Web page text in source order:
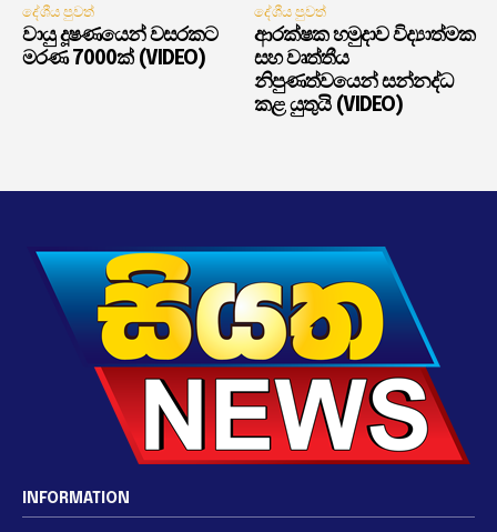
දේශීය පුවත්
වායු දූෂණයෙන් වසරකට
මරණ 7000ක් (VIDEO)
දේශීය පුවත්
ආරක්ෂක හමුදාව විද්‍යාත්මක
සහ වෘත්තීය
නිපුණත්වයෙන් සන්නද්ධ
කළ යුතුයි (VIDEO)
INFORMATION